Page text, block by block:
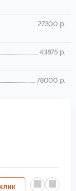
27300 р.
43875 р.
78000 р.